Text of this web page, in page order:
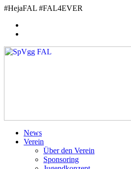
Zum
springen
#HejaFAL #FAL4EVER
News
Verein
Über den Verein
Sponsoring